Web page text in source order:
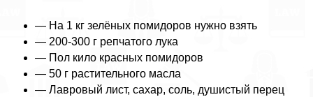
— На 1 кг зелёных помидоров нужно взять
— 200-300 г репчатого лука
— Пол кило красных помидоров
— 50 г растительного масла
— Лавровый лист, сахар, соль, душистый перец